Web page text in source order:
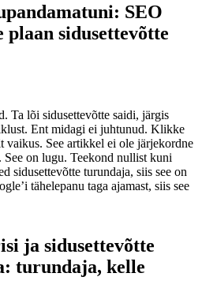
SEO
sidusettevõtte
Ta lõi sidusettevõtte saidi, järgis
Ent midagi ei juhtunud. Klikke
See artikkel ei ole järjekordne
on lugu. Teekond nullist kuni
sidusettevõtte turundaja, siis see on
tähelepanu taga ajamast, siis see
ja sidusettevõtte
turundaja, kelle